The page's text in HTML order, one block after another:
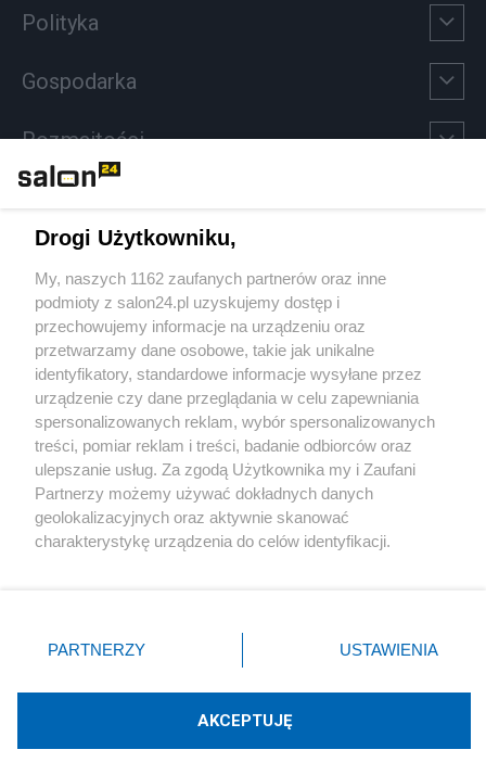
Polityka
Gospodarka
Rozmaitości
Sport
Społeczeństwo
Kultura
X Facebook Instagram Youtube
Technologię dostarcza:W3media.pl
Drogi Użytkowniku,
My, naszych 1162 zaufanych partnerów oraz inne
podmioty z salon24.pl uzyskujemy dostęp i
przechowujemy informacje na urządzeniu oraz
przetwarzamy dane osobowe, takie jak unikalne
identyfikatory, standardowe informacje wysyłane przez
urządzenie czy dane przeglądania w celu zapewniania
spersonalizowanych reklam, wybór spersonalizowanych
treści, pomiar reklam i treści, badanie odbiorców oraz
ulepszanie usług. Za zgodą Użytkownika my i Zaufani
Partnerzy możemy używać dokładnych danych
geolokalizacyjnych oraz aktywnie skanować
charakterystykę urządzenia do celów identyfikacji.
zmienić/wycofać klikając przycisk ustawień prywatności
znajdujący się w lewym dolnym rogu strony
rodzaje przetwarzania danych nie wymagają zgody
użytkownika, ale masz prawo sprzeciwić się takiemu
PARTNERZY USTAWIENIA
AKCEPTUJĘ